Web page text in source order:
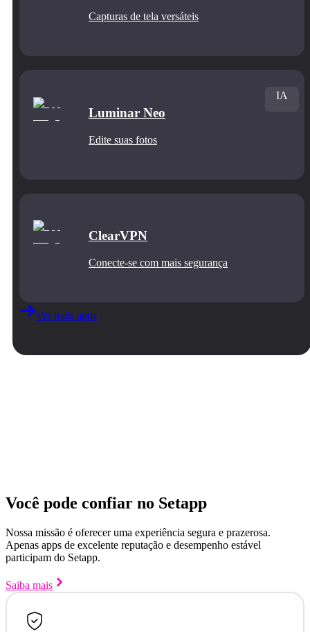
Capturas de tela versáteis
Luminar Neo
Edite suas fotos
IA
ClearVPN
Conecte‑se com mais segurança
Ver mais apps
Você pode confiar no Setapp
Nossa missão é oferecer uma experiência segura e prazerosa.
Apenas apps de excelente reputação e desempenho estável
participam do Setapp.
Saiba mais